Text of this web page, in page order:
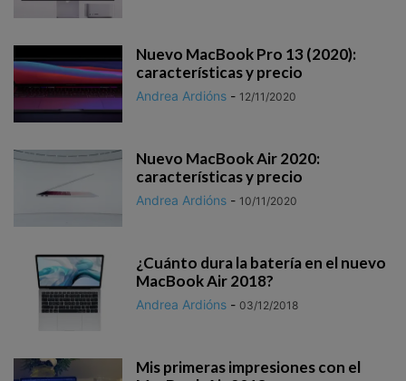
Nuevo MacBook Pro 13 (2020):
características y precio
Andrea Ardións - 12/11/2020
Nuevo MacBook Air 2020:
características y precio
Andrea Ardións - 10/11/2020
¿Cuánto dura la batería en el nuevo
MacBook Air 2018?
Andrea Ardións - 03/12/2018
Mis primeras impresiones con el